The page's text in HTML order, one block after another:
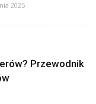
2025
Przewodnik